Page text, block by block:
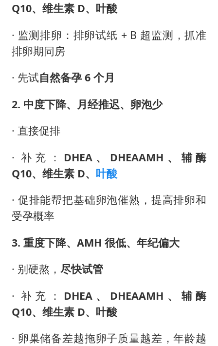
Q10、维生素 D、叶酸
· 监测排卵：排卵试纸 + B 超监测，抓准
排卵期同房
· 先试自然备孕 6 个月
2. 中度下降、月经推迟、卵泡少
· 直接促排
· 补充： DHEA、 DHEAAMH、 辅酶
Q10、维生素 D、 叶酸
· 促排能帮把基础卵泡催熟，提高排卵和
受孕概率
3. 重度下降、AMH 很低、年纪偏大
· 别硬熬， 尽快试管
· 补充： DHEA、 DHEAAMH、 辅酶
Q10、维生素 D、叶酸
· 卵巢储备差越拖卵子质量越差，年龄越